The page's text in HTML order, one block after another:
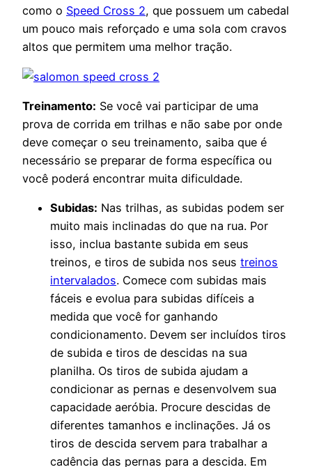
como o Speed Cross 2, que possuem um cabedal
um pouco mais reforçado e uma sola com cravos
altos que permitem uma melhor tração.
Treinamento: Se você vai participar de uma
prova de corrida em trilhas e não sabe por onde
deve começar o seu treinamento, saiba que é
necessário se preparar de forma específica ou
você poderá encontrar muita dificuldade.
Subidas: Nas trilhas, as subidas podem ser
muito mais inclinadas do que na rua. Por
isso, inclua bastante subida em seus
treinos, e tiros de subida nos seus treinos
intervalados. Comece com subidas mais
fáceis e evolua para subidas difíceis a
medida que você for ganhando
condicionamento. Devem ser incluídos tiros
de subida e tiros de descidas na sua
planilha. Os tiros de subida ajudam a
condicionar as pernas e desenvolvem sua
capacidade aeróbia. Procure descidas de
diferentes tamanhos e inclinações. Já os
tiros de descida servem para trabalhar a
cadência das pernas para a descida. Em